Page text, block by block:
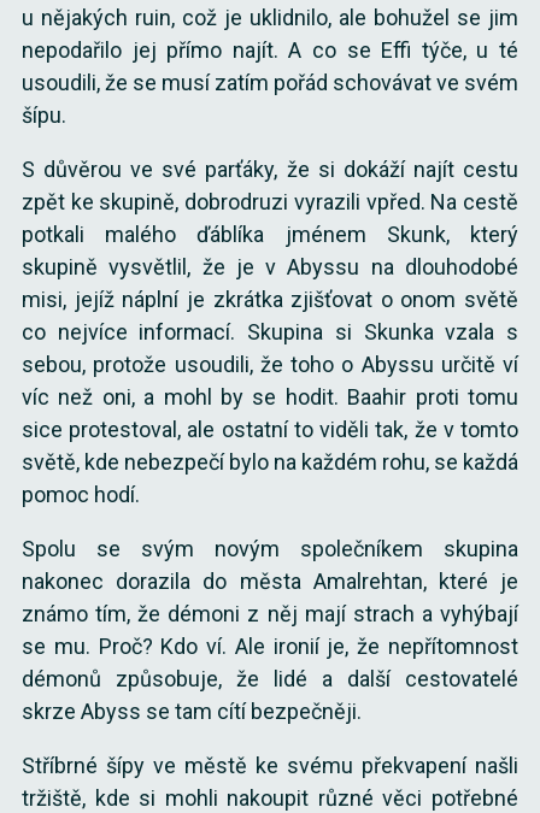
u nějakých ruin, což je uklidnilo, ale bohužel se jim
nepodařilo jej přímo najít. A co se Effi týče, u té
usoudili, že se musí zatím pořád schovávat ve svém
šípu.
S důvěrou ve své parťáky, že si dokáží najít cestu
zpět ke skupině, dobrodruzi vyrazili vpřed. Na cestě
potkali malého ďáblíka jménem Skunk, který
skupině vysvětlil, že je v Abyssu na dlouhodobé
misi, jejíž náplní je zkrátka zjišťovat o onom světě
co nejvíce informací. Skupina si Skunka vzala s
sebou, protože usoudili, že toho o Abyssu určitě ví
víc než oni, a mohl by se hodit. Baahir proti tomu
sice protestoval, ale ostatní to viděli tak, že v tomto
světě, kde nebezpečí bylo na každém rohu, se každá
pomoc hodí.
Spolu se svým novým společníkem skupina
nakonec dorazila do města Amalrehtan, které je
známo tím, že démoni z něj mají strach a vyhýbají
se mu. Proč? Kdo ví. Ale ironií je, že nepřítomnost
démonů způsobuje, že lidé a další cestovatelé
skrze Abyss se tam cítí bezpečněji.
Stříbrné šípy ve městě ke svému překvapení našli
tržiště, kde si mohli nakoupit různé věci potřebné